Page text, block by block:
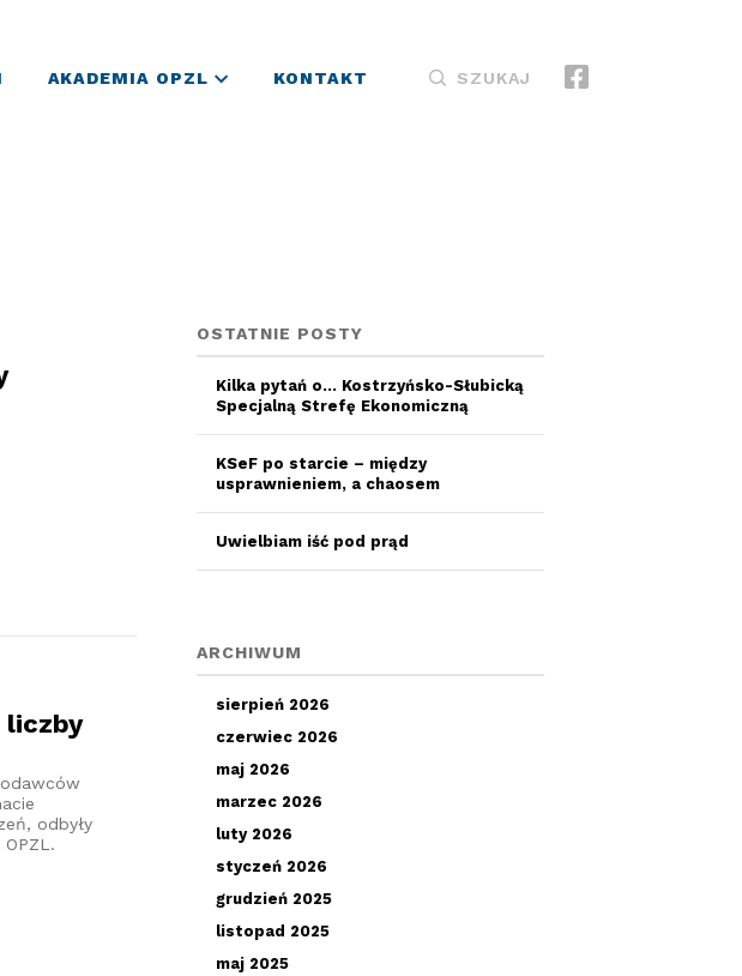
AKADEMIA OPZL KONTAKT SZUKAJ
liczby
odbyły
OSTATNIE POSTY
Kilka pytań o… Kostrzyńsko-Słubicką
Specjalną Strefę Ekonomiczną
KSeF po starcie – między
usprawnieniem, a chaosem
Uwielbiam iść pod prąd
ARCHIWUM
sierpień 2026
czerwiec 2026
maj 2026
marzec 2026
luty 2026
styczeń 2026
grudzień 2025
listopad 2025
maj 2025